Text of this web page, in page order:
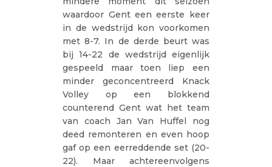
waardoor Gent een eerste keer
in de wedstrijd kon voorkomen
met 8-7. In de derde beurt was
bij 14-22 de wedstrijd eigenlijk
gespeeld maar toen liep een
minder geconcentreerd Knack
Volley op een blokkend
counterend Gent wat het team
van coach Jan Van Huffel nog
deed remonteren en even hoop
gaf op een eerreddende set (20-
22). Maar achtereenvolgens